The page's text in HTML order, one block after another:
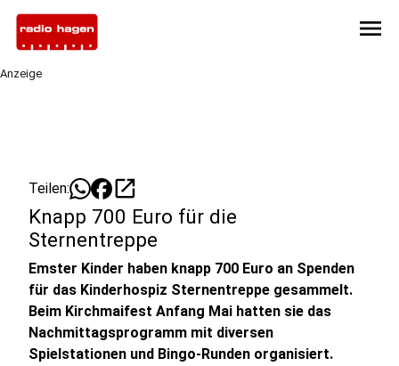
menu
Anzeige
Teilen: open_in_new
Knapp 700 Euro für die
Sternentreppe
Emster Kinder haben knapp 700 Euro an Spenden
für das Kinderhospiz Sternentreppe gesammelt.
Beim Kirchmaifest Anfang Mai hatten sie das
Nachmittagsprogramm mit diversen
Spielstationen und Bingo-Runden organisiert.